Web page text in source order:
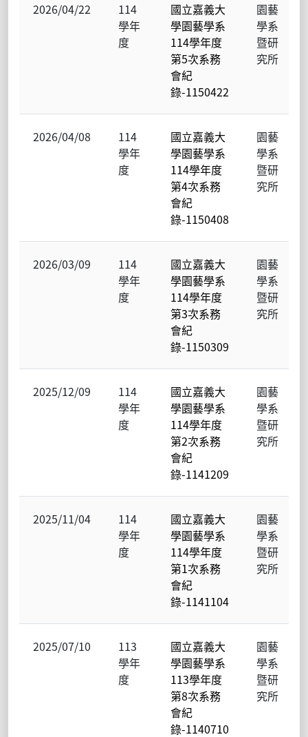
2026/04/22
114
學年
度
國立嘉義大
學園藝學系
114學年度
第5次系務
會紀
錄-1150422
園藝
學系
暨研
究所
2026/04/08
114
學年
度
國立嘉義大
學園藝學系
114學年度
第4次系務
會紀
錄-1150408
園藝
學系
暨研
究所
2026/03/09
114
學年
度
國立嘉義大
學園藝學系
114學年度
第3次系務
會紀
錄-1150309
園藝
學系
暨研
究所
2025/12/09
114
學年
度
國立嘉義大
學園藝學系
114學年度
第2次系務
會紀
錄-1141209
園藝
學系
暨研
究所
2025/11/04
114
學年
度
國立嘉義大
學園藝學系
114學年度
第1次系務
會紀
錄-1141104
園藝
學系
暨研
究所
2025/07/10
113
學年
度
國立嘉義大
學園藝學系
113學年度
第8次系務
會紀
錄-1140710
園藝
學系
暨研
究所